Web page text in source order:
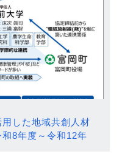
した地域共創人材
8年度～令和12年